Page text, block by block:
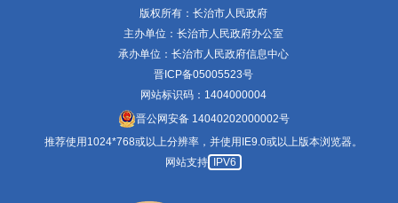
版权所有：长治市人民政府
主办单位：长治市人民政府办公室
承办单位：长治市人民政府信息中心
晋ICP备05005523号
网站标识码：1404000004
晋公网安备 14040202000002号
推荐使用1024*768或以上分辨率，并使用IE9.0或以上版本浏览器。
网站支持
IPV6